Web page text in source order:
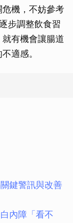
機，不妨參考
步調整飲食習
有機會讓腸道
適感。
鍵警訊與改善
內障「看不